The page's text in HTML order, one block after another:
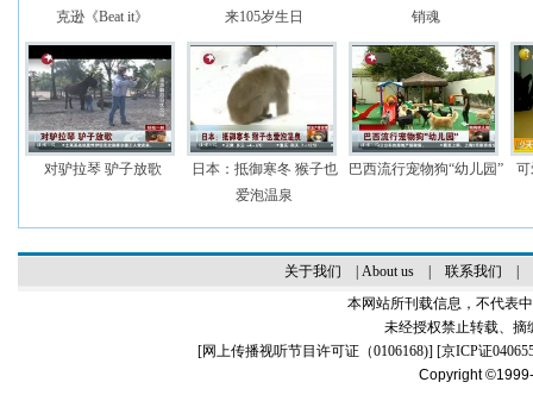
克逊《Beat it》
来105岁生日
销魂
对驴拉琴 驴子放歌
日本：抵御寒冬 猴子也
爱泡温泉
巴西流行宠物狗“幼儿园”
关于我们 About us| 联系我们
本网站所刊载信息，不代表
未经授权禁止转载、摘
[网上传播视听节目许可证（0106168)] [京ICP证
Copyright